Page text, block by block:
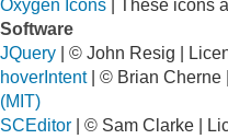
Oxygen Icons | These icons
Software
JQuery | © John Resig |
hoverIntent| © Brian Cherne
(MIT)
SCEditor | © Sam Clarke |